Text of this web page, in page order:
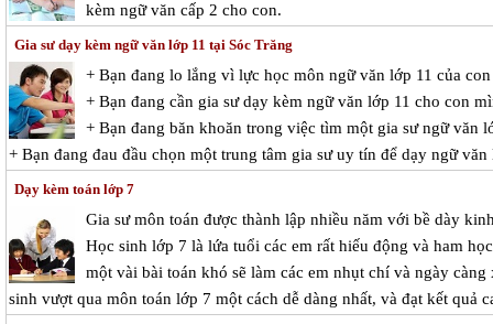
kèm ngữ văn cấp 2 cho con.
Gia sư dạy kèm ngữ văn lớp 11 tại Sóc Trăng
+ Bạn đang lo lắng vì lực học môn ngữ văn lớp 11 của
+ Bạn đang cần gia sư dạy kèm ngữ văn lớp 11 cho con
+ Bạn đang băn khoăn trong việc tìm một gia sư ngữ văn
+ Bạn đang đau đầu chọn một trung tâm gia sư uy tín để dạy ngữ văn
Dạy kèm toán lớp 7
Gia sư môn toán được thành lập nhiều năm với bề dày
Học sinh lớp 7 là lứa tuổi các em rất hiếu động và ham
một vài bài toán khó sẽ làm các em nhụt chí và ngày
sinh vượt qua môn toán lớp 7 một cách dễ dàng nhất, và đạt kết quả